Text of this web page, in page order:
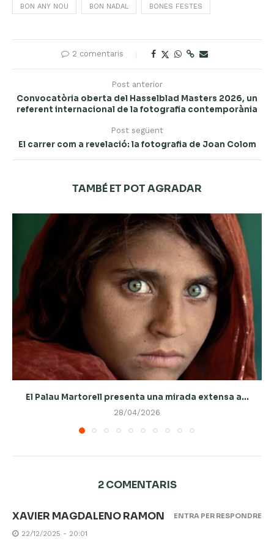
BON ANY NOU BON NADAL BONES FESTES
2 comentaris
Post anterior
Convocatòria oberta del Hasselblad Masters 2026, un
referent internacional de la fotografia contemporània
Post següent
El carrer com a revelació: la fotografia de Joan Colom
TAMBÉ ET POT AGRADAR
El Palau Martorell presenta una mirada extensa a...
28/04/2026
2 COMENTARIS
XAVIER MAGDALENO RAMON
22/12/2025 - 20:01
ENTRA PER RESPONDRE